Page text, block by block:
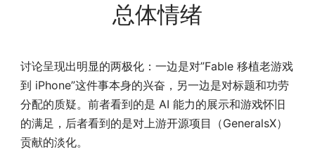
总体情绪
讨论呈现出明显的两极化：一边是对”Fable 移植老游戏
到 iPhone”这件事本身的兴奋，另一边是对标题和功劳
分配的质疑。前者看到的是 AI 能力的展示和游戏怀旧
的满足，后者看到的是对上游开源项目（GeneralsX）
贡献的淡化。